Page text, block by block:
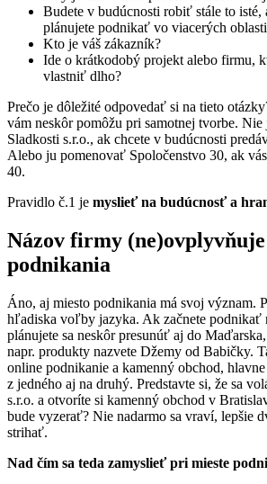
Budete v budúcnosti robiť stále to isté,
plánujete podnikať vo viacerých
Kto je váš zákazník?
Ide o krátkodobý projekt alebo firmu,
vlastniť dlho?
Prečo je dôležité odpovedať si na tieto
vám neskôr pomôžu pri samotnej tvorbe.
Sladkosti s.r.o., ak chcete v budúcnosti
Alebo ju pomenovať Spoločenstvo 30, ak
40.
Pravidlo č.1 je myslieť na budúcnosť a
Názov firmy
podnikania
Áno, aj miesto podnikania má svoj význam.
hľadiska voľby jazyka. Ak začnete podnikať
plánujete sa neskôr presunúť aj do
napr. produkty nazvete Džemy od Babičky.
online podnikanie a kamenný obchod,
z jedného aj na druhý. Predstavte si, že sa
s.r.o. a otvoríte si kamenný obchod v
bude vyzerať? Nie nadarmo sa vraví, lepšie
strihať.
Nad čím sa teda zamyslieť pri mieste